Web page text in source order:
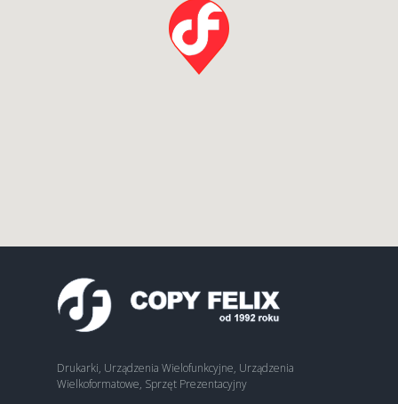
Drukarki, Urządzenia Wielofunkcyjne, Urządzenia
Wielkoformatowe, Sprzęt Prezentacyjny